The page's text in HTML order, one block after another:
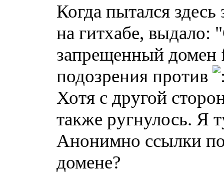
Когда пытался здесь
на гитхабе,
запрещенный домен
подозрения против
Хотя с другой
также ругнулось. Я
Анонимно ссылки
домене?